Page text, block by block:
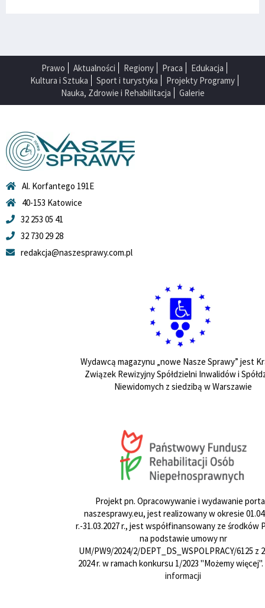
Prawo Aktualności Regiony Praca
Edukacja
Kultura i Sztuka
Sport i turystyka
Projekty Programy
Nauka, Zdrowie i Rehabilitacja
Galerie
Al. Korfantego 191E
40-153 Katowice
32 253 05 41
32 730 29 28
redakcja@naszesprawy.com.pl
Wydawcą magazynu „nowe Nasze Sprawy” jest
Związek Rewizyjny Spółdzielni Inwalidów i
Niewidomych z siedzibą w Warszawie
Projekt pn. Opracowywanie i wydawanie
naszesprawy.eu, jest realizowany w okresie
r.-31.03.2027 r., jest współfinansowany ze środków
na podstawie umowy nr
UM/PW9/2024/2/DEPT_DS_WSPOLPRACY/6125 z
2024 r. w ramach konkursu 1/2023 "Możemy więcej".
informacji